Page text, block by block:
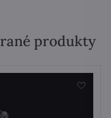
produkty